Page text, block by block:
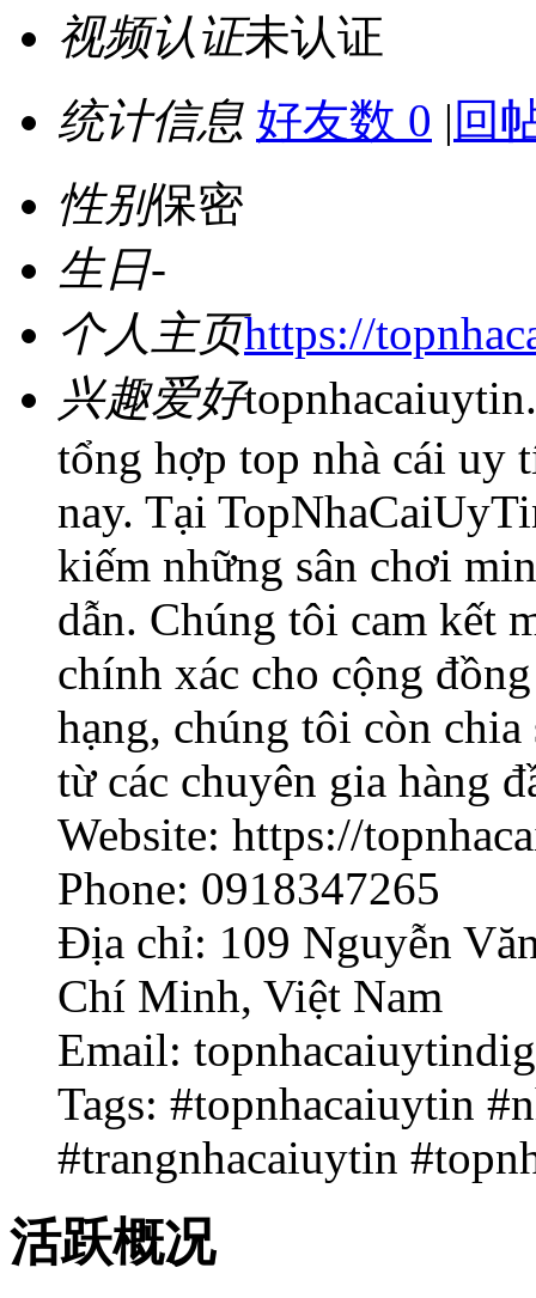
视频认证未认证
统计信息 好友数 0 | 回
性别保密
生日-
个人主页https://
兴趣爱好
tổng hợp top nhà cái uy
nay. Tại
kiếm những sân chơi
dẫn. Chúng tôi cam kết
chính xác cho cộng
hạng, chúng tôi còn
từ các chuyên gia hàng
Website: https://
Phone: 0918347265
Địa chỉ: 109 Nguyễn
Chí Minh, Việt Nam
Email:
Tags: #topnhacaiuytin
#trangnhacaiuytin
活跃概况